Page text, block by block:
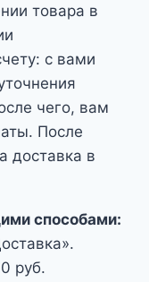
товара в
с вами
чего, вам
После
доставка в
способами:
руб.